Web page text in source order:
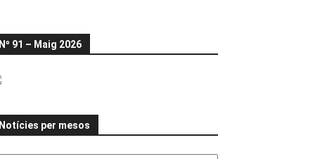
Nº 91 – Maig 2026
Notícies per mesos